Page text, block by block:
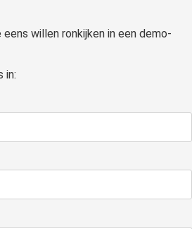
willen ronkijken in een demo-
in: